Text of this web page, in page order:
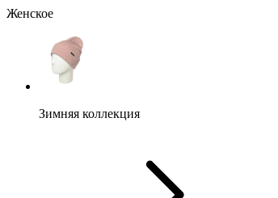
Женское
Зимняя коллекция